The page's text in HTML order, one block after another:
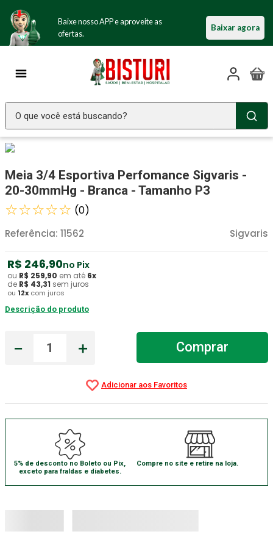
Baixe nosso APP e aproveite as
ofertas.
Baixar agora
O que você está buscando?
Meia 3/4 Esportiva Perfomance Sigvaris -
20-30mmHg - Branca - Tamanho P3
☆☆☆☆☆ (0)
Sigvaris
Referência: 11562
R$ 246,90no Pix
ou R$ 259,90 em até 6x
de R$ 43,31 sem juros
ou 12x com juros
Descrição do produto
＋
－ Comprar
5% de desconto no Boleto ou Pix,
exceto para fraldas e diabetes.
Compre no site e retire na loja.
2º Fralda Geriatrica
3º Luva Latex
4 º Estetoscopio Littmann
5º Absorvente Geriatrico
6º Aparelho Pressão
7º Gaze Esteril
8º Littmann